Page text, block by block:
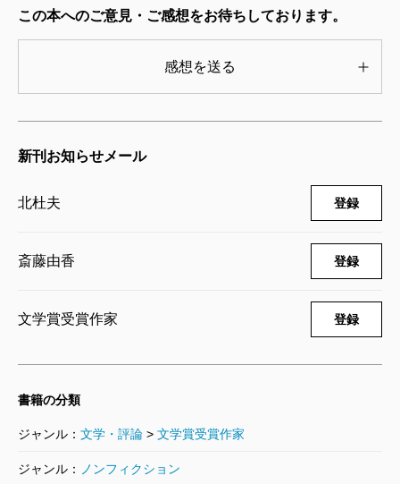
この本へのご意見・ご感想をお待ちしております。
感想を送る
新刊お知らせメール
北杜夫 登録
斎藤由香 登録
文学賞受賞作家 登録
書籍の分類
ジャンル： 文学・評論 > 文学賞受賞作家
ジャンル： ノンフィクション